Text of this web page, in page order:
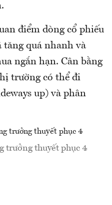
điểm dòng cổ phiếu
tăng quá nhanh và
ngắn hạn. Cân bằng
trường có thể đi
up) và phân
trưởng thuyết phục 4